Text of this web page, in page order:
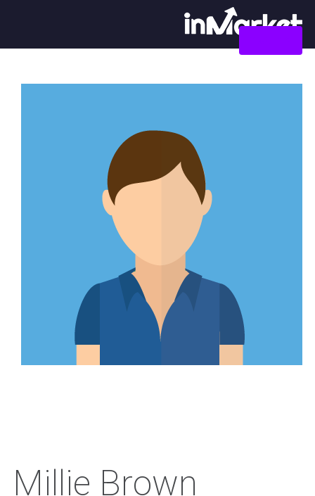
Millie Brown